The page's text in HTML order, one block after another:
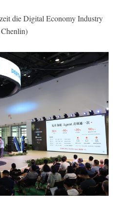
die Digital Economy Industry